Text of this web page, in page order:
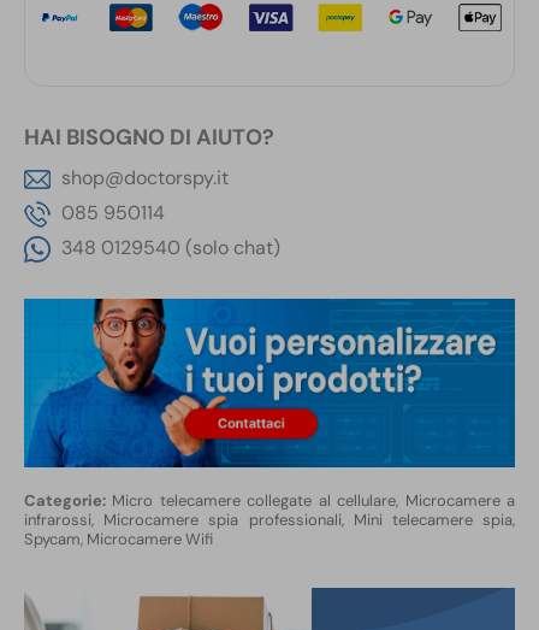
HAI BISOGNO DI AIUTO?
shop@doctorspy.it
085 950114
348 0129540 (solo chat)
Micro telecamere collegate al cellulare, Microcamere a
infrarossi, Microcamere spia professionali, Mini telecamere spia,
Spycam, Microcamere Wifi